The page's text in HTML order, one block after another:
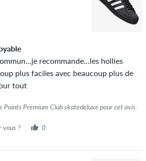
recommande...les hollies
plus faciles avec beaucoup plus de
tout
Points Premium Club skatedeluxe pour cet avis.
vous ? 0